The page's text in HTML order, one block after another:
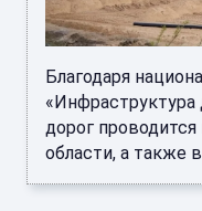
Благодаря
«Инфраструктура
дорог
области, а также